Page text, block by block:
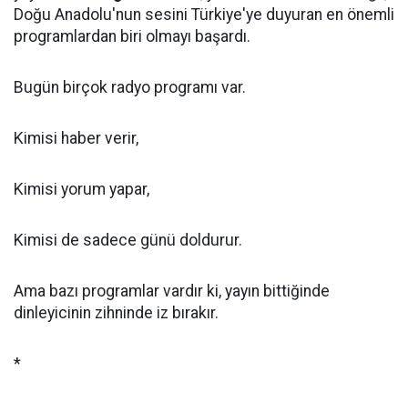
Doğu Anadolu'nun sesini Türkiye'ye duyuran en önemli
programlardan biri olmayı başardı.
Bugün birçok radyo programı var.
Kimisi haber verir,
Kimisi yorum yapar,
Kimisi de sadece günü doldurur.
Ama bazı programlar vardır ki, yayın bittiğinde
dinleyicinin zihninde iz bırakır.
*